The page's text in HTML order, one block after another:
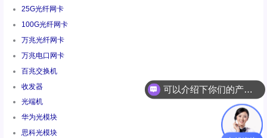
25G光纤网卡
100G光纤网卡
万兆光纤网卡
万兆电口网卡
百兆交换机
收发器
光端机
华为光模块
思科光模块
你们是怎么收费的呢